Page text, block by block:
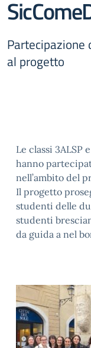
Partecipazione
al progetto
Le classi 3ALSP
hanno
nell’ambito del
Il progetto
studenti delle
studenti
da guida a nel